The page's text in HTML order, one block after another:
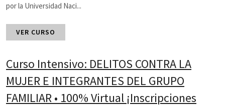
por la Universidad Naci...
VER CURSO
Curso Intensivo: DELITOS CONTRA LA
MUJER E INTEGRANTES DEL GRUPO
FAMILIAR • 100% Virtual ¡Inscripciones